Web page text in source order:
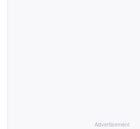
Advertisement